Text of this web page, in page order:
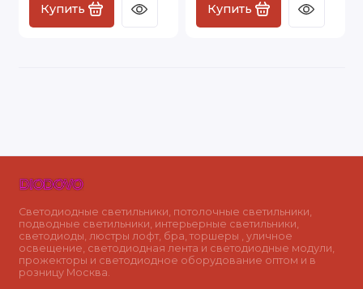
Купить Купить
Светодиодные светильники, потолочные светильники,
подводные светильники, интерьерные светильники,
светодиоды, люстры лофт, бра, торшеры , уличное
освещение, светодиодная лента и светодиодные модули,
прожекторы и светодиодное оборудование оптом и в
розницу Москва.